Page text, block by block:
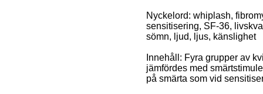
Nyckelord: whiplash,
sensitisering, SF-36,
sömn, ljud, ljus, känslighet
Innehåll: Fyra grupper av
jämfördes med
på smärta som vid